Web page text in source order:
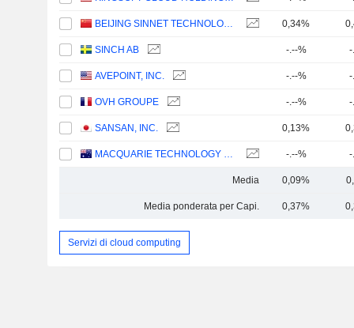
BEIJING SINNET TECHNOLOGY CO.,LTD 0,34%
SINCH AB -.--% -
AVEPOINT, INC. -.--% -
OVH GROUPE -.--% -
SANSAN, INC. 0,13%
MACQUARIE TECHNOLOGY GROUP LIMITED -.--% -
Media 0,09%
Media ponderata per Capi. 0,37%
Servizi di cloud computing